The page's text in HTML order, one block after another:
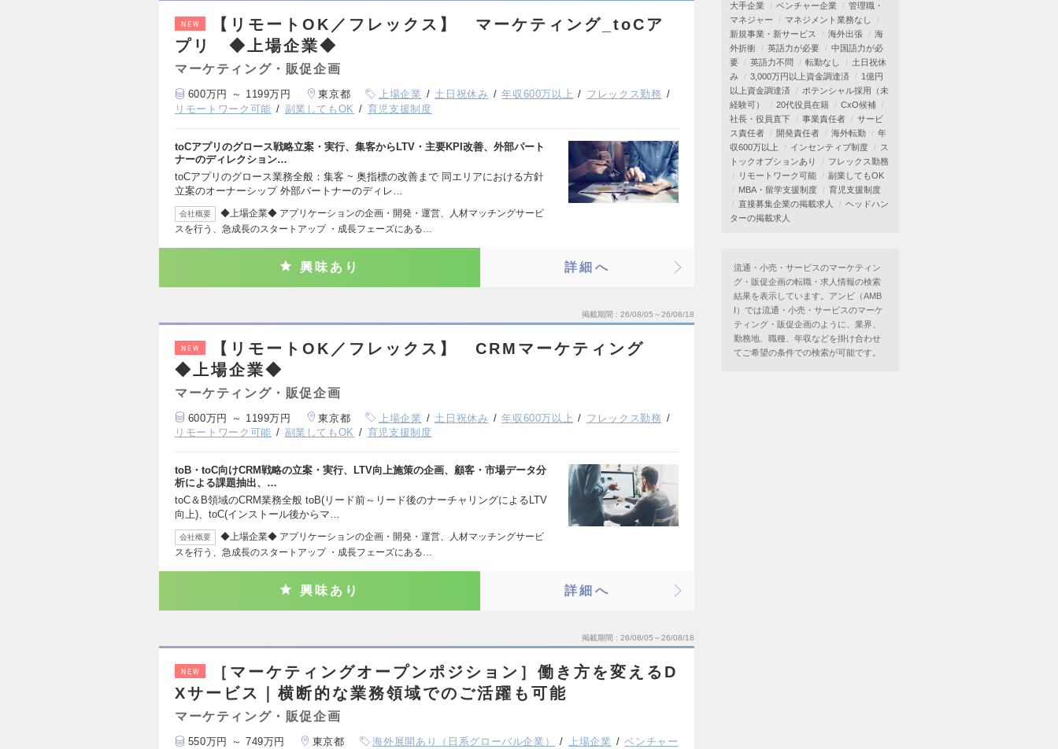
NEW
【リモートOK／フレックス】 マーケティング_toCア
プリ ◆上場企業◆
マーケティング・販促企画
600万円 ～ 1199万円 東京都 上場企業 土日祝休み 年収600万以上
フレックス勤務
リモートワーク可能
副業してもOK 育児支援制度
toCアプリのグロース戦略立案・実行、集客からLTV・主要KPI改善、外部パート
ナーのディレクション…
toCアプリのグロース業務全般：集客 ~ 奥指標の改善まで 同エリアにおける方針
立案のオーナーシップ 外部パートナーのディレ…
会社概要
◆上場企業◆ アプリケーションの企画・開発・運営、人材マッチングサービ
スを行う、急成長のスタートアップ ・成長フェーズにある…
興味あり 詳細へ
掲載期間 26/08/05～26/08/18
NEW
【リモートOK／フレックス】 CRMマーケティング
◆上場企業◆
マーケティング・販促企画
600万円 ～ 1199万円 東京都 上場企業 土日祝休み 年収600万以上
フレックス勤務
リモートワーク可能
副業してもOK 育児支援制度
toB・toC向けCRM戦略の立案・実行、LTV向上施策の企画、顧客・市場データ分
析による課題抽出、…
toC＆B領域のCRM業務全般 toB(リード前～リード後のナーチャリングによるLTV
向上)、toC(インストール後からマ…
会社概要
◆上場企業◆ アプリケーションの企画・開発・運営、人材マッチングサービ
スを行う、急成長のスタートアップ ・成長フェーズにある…
興味あり 詳細へ
掲載期間 26/08/05～26/08/18
NEW
［マーケティングオープンポジション］働き方を変えるD
Xサービス｜横断的な業務領域でのご活躍も可能
マーケティング・販促企画
550万円 ～ 749万円 東京都 海外展開あり（日系グローバル企業） 上場企業
ベンチャー
大手企業
ベンチャー企業
管理職・
マネジャー
マネジメント業務なし
新規事業・新サービス
海外出張
海
外折衝
英語力が必要
中国語力が必
要
英語力不問 転勤なし
土日祝休
み
3,000万円以上資金調達済
1億円
以上資金調達済
ポテンシャル採用（未
経験可）
20代役員在籍
CxO候補
社長・役員直下
事業責任者
サービ
ス責任者
開発責任者 海外転勤
年
収600万以上
インセンティブ制度
ス
トックオプションあり
フレックス勤務
リモートワーク可能
副業してもOK
MBA・留学支援制度
育児支援制度
直接募集企業の掲載求人
ヘッドハン
ターの掲載求人
流通・小売・サービスのマーケティン
グ・販促企画の転職・求人情報の検索
結果を表示しています。アンビ（AMB
I）では流通・小売・サービスのマーケ
ティング・販促企画のように、業界、
勤務地、職種、年収などを掛け合わせ
てご希望の条件での検索が可能です。